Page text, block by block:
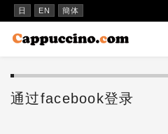
日 EN 簡体
通过facebook登录